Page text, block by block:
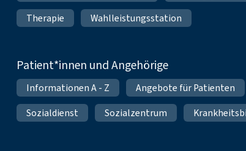
Therapie
Wahlleistungsstation
Patient*innen und Angehörige
Informationen A - Z Angebote für Patienten
Sozialdienst
Sozialzentrum